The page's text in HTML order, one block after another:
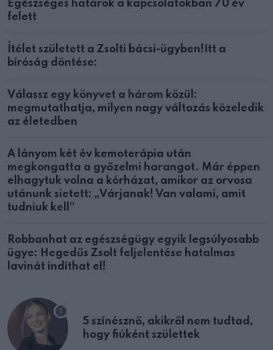
Egészséges határok a kapcsolatokban 70 év
felett
Ítélet született a Zsolti bácsi-ügyben!Itt a
bíróság döntése:
Válassz egy könyvet a három közül:
megmutathatja, milyen nagy változás közeledik
az életedben
A lányom két év kemoterápia után
megkongatta a győzelmi harangot. Már éppen
elhagytuk volna a kórházat, amikor az orvosa
utánunk sietett: „Várjanak! Van valami, amit
tudniuk kell”
Robbanhat az egészségügy egyik legsúlyosabb
ügye: Hegedűs Zsolt feljelentése hatalmas
lavinát indíthat el!
5 színésznő, akikről nem tudtad,
hogy fiúként születtek